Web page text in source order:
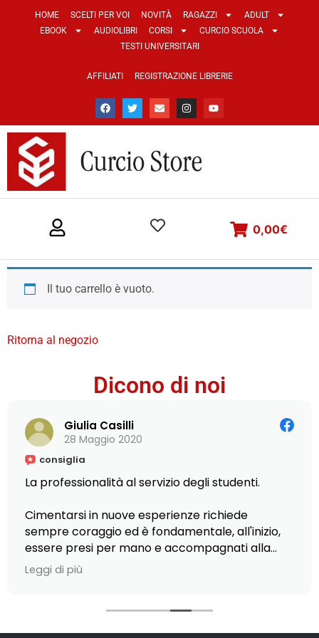
HOME SCELTI PER VOI NOVITÀ RAGAZZI
ADULT
EBOOK
AUDIOLIBRI CORSI
CURCIO SCUOLA
TESTI UNIVERSITARI
AFFILIATI REGISTRAZIONE LIBRERIE
0,00€
Il tuo carrello è vuoto.
Ritorna al negozio
Dicono di noi
Giulia Casilli
28 Maggio 2020
consiglia
La professionalità al servizio degli studenti.
Cimentarsi in nuove esperienze richiede
sempre coraggio ed è fondamentale, all'inizio,
essere presi per mano e accompagnati alla
scoperta di piccole e grandi opportunità.
Ciò è stato possibile presso L'Istituto Armando
in Editoria, scrittura e comunicazione: la
gentilezza del personale nel fornirmi ogni tipo di
Leggi di più